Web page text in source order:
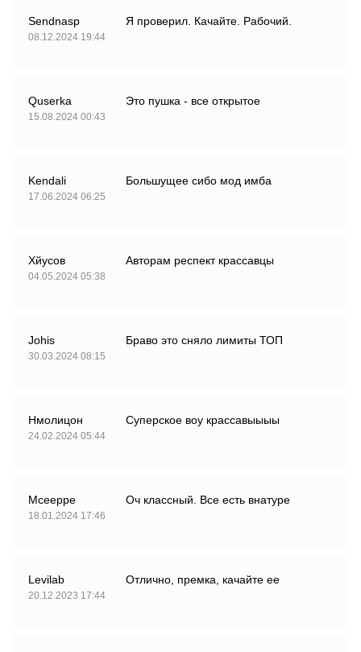
Sendnasp
08.12.2024 19:44
Я проверил. Качайте. Рабочий.
Quserka
15.08.2024 00:43
Это пушка - все открытое
Kendali
17.06.2024 06:25
Большущее сибо мод имба
Хйусов
04.05.2024 05:38
Авторам респект крассавцы
Johis
30.03.2024 08:15
Браво это сняло лимиты ТОП
Нмолицон
24.02.2024 05:44
Суперское воу крассавыыыы
Мсеерре
18.01.2024 17:46
Оч классный. Все есть внатуре
Levilab
20.12.2023 17:44
Отлично, премка, качайте ее